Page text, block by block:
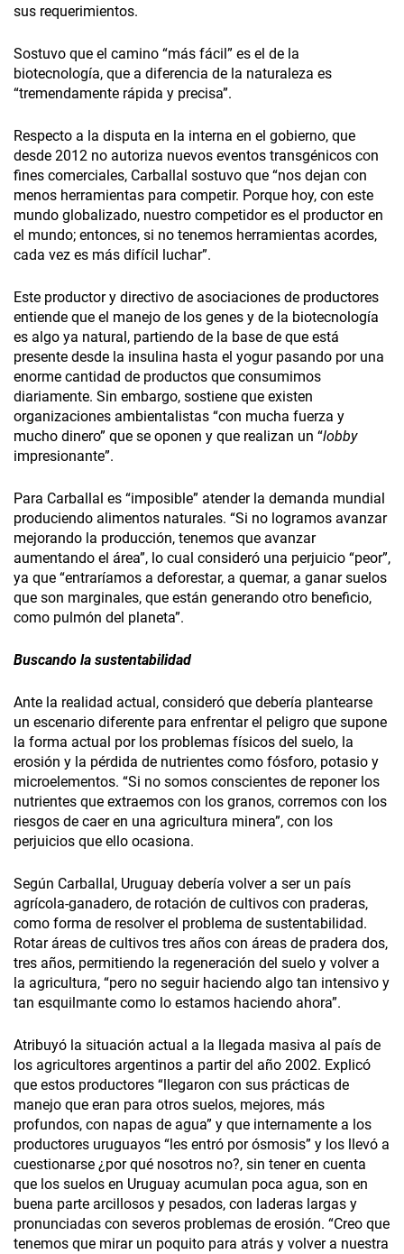
sus requerimientos.
Sostuvo que el camino “más fácil” es el de la
biotecnología, que a diferencia de la naturaleza es
“tremendamente rápida y precisa”.
Respecto a la disputa en la interna en el gobierno, que
desde 2012 no autoriza nuevos eventos transgénicos con
fines comerciales, Carballal sostuvo que “nos dejan con
menos herramientas para competir. Porque hoy, con este
mundo globalizado, nuestro competidor es el productor en
el mundo; entonces, si no tenemos herramientas acordes,
cada vez es más difícil luchar”.
Este productor y directivo de asociaciones de productores
entiende que el manejo de los genes y de la biotecnología
es algo ya natural, partiendo de la base de que está
presente desde la insulina hasta el yogur pasando por una
enorme cantidad de productos que consumimos
diariamente. Sin embargo, sostiene que existen
organizaciones ambientalistas “con mucha fuerza y
mucho dinero” que se oponen y que realizan un “lobby
impresionante”.
Para Carballal es “imposible” atender la demanda mundial
produciendo alimentos naturales. “Si no logramos avanzar
mejorando la producción, tenemos que avanzar
aumentando el área”, lo cual consideró una perjuicio “peor”,
ya que “entraríamos a deforestar, a quemar, a ganar suelos
que son marginales, que están generando otro beneficio,
como pulmón del planeta”.
Buscando la sustentabilidad
Ante la realidad actual, consideró que debería plantearse
un escenario diferente para enfrentar el peligro que supone
la forma actual por los problemas físicos del suelo, la
erosión y la pérdida de nutrientes como fósforo, potasio y
microelementos. “Si no somos conscientes de reponer los
nutrientes que extraemos con los granos, corremos con los
riesgos de caer en una agricultura minera”, con los
perjuicios que ello ocasiona.
Según Carballal, Uruguay debería volver a ser un país
agrícola-ganadero, de rotación de cultivos con praderas,
como forma de resolver el problema de sustentabilidad.
Rotar áreas de cultivos tres años con áreas de pradera dos,
tres años, permitiendo la regeneración del suelo y volver a
la agricultura, “pero no seguir haciendo algo tan intensivo y
tan esquilmante como lo estamos haciendo ahora”.
Atribuyó la situación actual a la llegada masiva al país de
los agricultores argentinos a partir del año 2002. Explicó
que estos productores “llegaron con sus prácticas de
manejo que eran para otros suelos, mejores, más
profundos, con napas de agua” y que internamente a los
productores uruguayos “les entró por ósmosis” y los llevó a
cuestionarse ¿por qué nosotros no?, sin tener en cuenta
que los suelos en Uruguay acumulan poca agua, son en
buena parte arcillosos y pesados, con laderas largas y
pronunciadas con severos problemas de erosión. “Creo que
tenemos que mirar un poquito para atrás y volver a nuestra